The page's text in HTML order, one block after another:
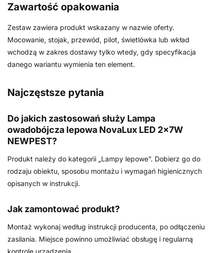
Zawartość opakowania
Zestaw zawiera produkt wskazany w nazwie oferty.
Mocowanie, stojak, przewód, pilot, świetlówka lub wkład
wchodzą w zakres dostawy tylko wtedy, gdy specyfikacja
danego wariantu wymienia ten element.
Najczęstsze pytania
Do jakich zastosowań służy Lampa
owadobójcza lepowa NovaLux LED 2x7W
NEWPEST?
Produkt należy do kategorii „Lampy lepowe”. Dobierz go do
rodzaju obiektu, sposobu montażu i wymagań higienicznych
opisanych w instrukcji.
Jak zamontować produkt?
Montaż wykonaj według instrukcji producenta, po odłączeniu
zasilania. Miejsce powinno umożliwiać obsługę i regularną
kontrolę urządzenia.